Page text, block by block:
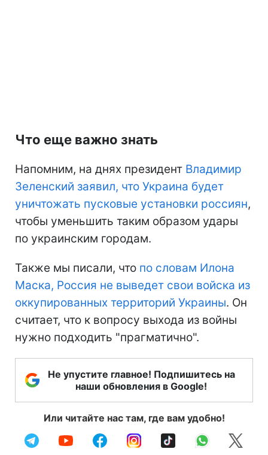
Что еще важно знать
Напомним, на днях президент Владимир
Зеленский заявил, что Украина будет
уничтожать пусковые установки россиян,
чтобы уменьшить таким образом удары
по украинским городам.
Также мы писали, что по словам Илона
Маска, Россия не выведет свои войска из
оккупированных территорий Украины. Он
считает, что к вопросу выхода из войны
нужно подходить "прагматично".
Не упустите главное! Подпишитесь на
наши обновления в Google!
Или читайте нас там, где вам удобно!